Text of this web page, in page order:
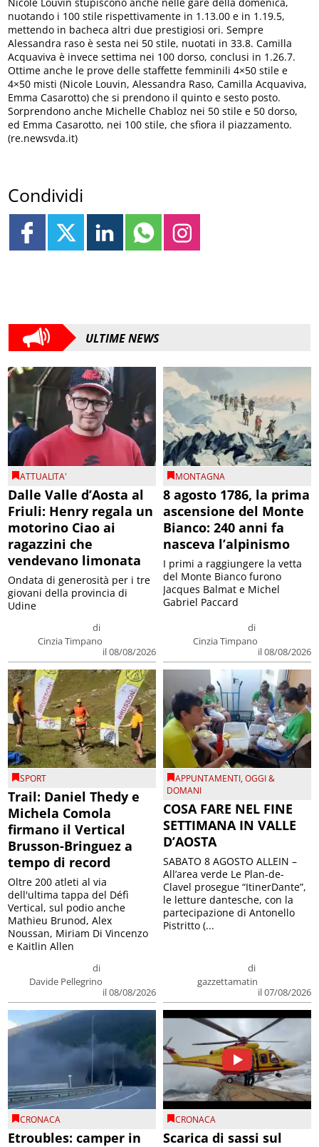
nuotando i 100 stile rispettivamente in 1.13.00 e in 1.19.5,
mettendo in bacheca altri due prestigiosi ori. Sempre
Alessandra raso è sesta nei 50 stile, nuotati in 33.8. Camilla
Acquaviva è invece settima nei 100 dorso, conclusi in 1.26.7.
Ottime anche le prove delle staffette femminili 4×50 stile e
4×50 misti (Nicole Louvin, Alessandra Raso, Camilla Acquaviva,
Emma Casarotto) che si prendono il quinto e sesto posto.
Sorprendono anche Michelle Chabloz nei 50 stile e 50 dorso,
ed Emma Casarotto, nei 100 stile, che sfiora il piazzamento.
(re.newsvda.it)
Condividi
ULTIME NEWS
ATTUALITA'
Dalle Valle d’Aosta al
Friuli: Henry regala un
motorino Ciao ai
ragazzini che
vendevano limonata
di
Cinzia Timpano
il 08/08/2026
Ondata di generosità per i tre
giovani della provincia di
Udine
MONTAGNA
8 agosto 1786, la prima
ascensione del Monte
Bianco: 240 anni fa
nasceva l’alpinismo
di
Cinzia Timpano
il 08/08/2026
I primi a raggiungere la vetta
del Monte Bianco furono
Jacques Balmat e Michel
Gabriel Paccard
SPORT
Trail: Daniel Thedy e
Michela Comola
firmano il Vertical
Brusson-Bringuez a
tempo di record
di
Davide Pellegrino
il 08/08/2026
Oltre 200 atleti al via
dell'ultima tappa del Défì
Vertical, sul podio anche
Mathieu Brunod, Alex
Noussan, Miriam Di Vincenzo
e Kaitlin Allen
APPUNTAMENTI,OGGI &
DOMANI
COSA FARE NEL FINE
SETTIMANA IN VALLE
D’AOSTA
di
gazzettamatin
il 07/08/2026
SABATO 8 AGOSTO ALLEIN –
All’area verde Le Plan-de-
Clavel prosegue “ItinerDante”,
le letture dantesche, con la
partecipazione di Antonello
Pistritto (...
CRONACA
Etroubles: camper in
CRONACA
Scarica di sassi sul